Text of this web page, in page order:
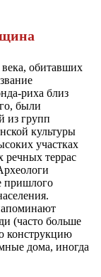
обитавших
риха близ
были
из групп
культуры
участках
речных террас
пришлого
(часто больше
конструкцию
дома, иногда